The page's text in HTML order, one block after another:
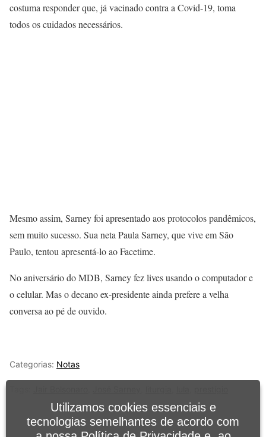
costuma responder que, já vacinado contra a Covid-19, toma
todos os cuidados necessários.
Mesmo assim, Sarney foi apresentado aos protocolos pandêmicos,
sem muito sucesso. Sua neta Paula Sarney, que vive em São
Paulo, tentou apresentá-lo ao Facetime.
No aniversário do MDB, Sarney fez lives usando o computador e
o celular. Mas o decano ex-presidente ainda prefere a velha
conversa ao pé de ouvido.
Categorias: Notas
Utilizamos cookies essenciais e
tecnologias semelhantes de acordo com